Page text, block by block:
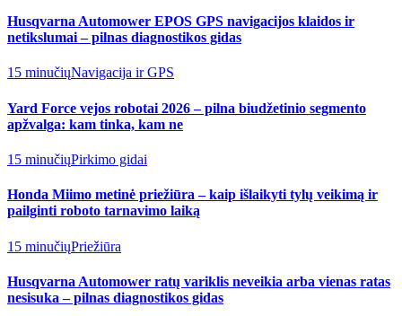
Husqvarna Automower EPOS GPS navigacijos klaidos ir
netikslumai – pilnas diagnostikos gidas
15 minučiųNavigacija ir GPS
Yard Force vejos robotai 2026 – pilna biudžetinio segmento
apžvalga: kam tinka, kam ne
15 minučiųPirkimo gidai
Honda Miimo metinė priežiūra – kaip išlaikyti tylų veikimą ir
pailginti roboto tarnavimo laiką
15 minučiųPriežiūra
Husqvarna Automower ratų variklis neveikia arba vienas ratas
nesisuka – pilnas diagnostikos gidas